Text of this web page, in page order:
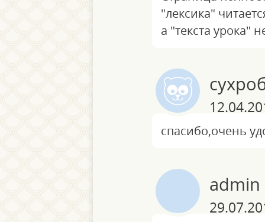
"лексика"
а "текста урока"
спасибо,очень